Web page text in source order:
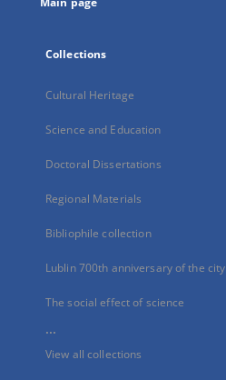
Collections
Cultural Heritage
Science and Education
Doctoral Dissertations
Regional Materials
Bibliophile collection
Lublin 700th anniversary of the city
The social effect of science
...
View all collections